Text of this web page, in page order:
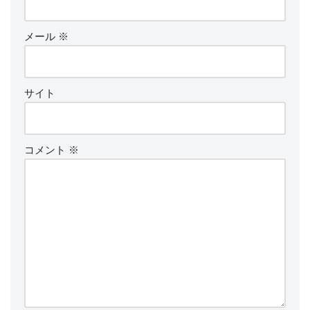
メール ※
サイト
コメント ※